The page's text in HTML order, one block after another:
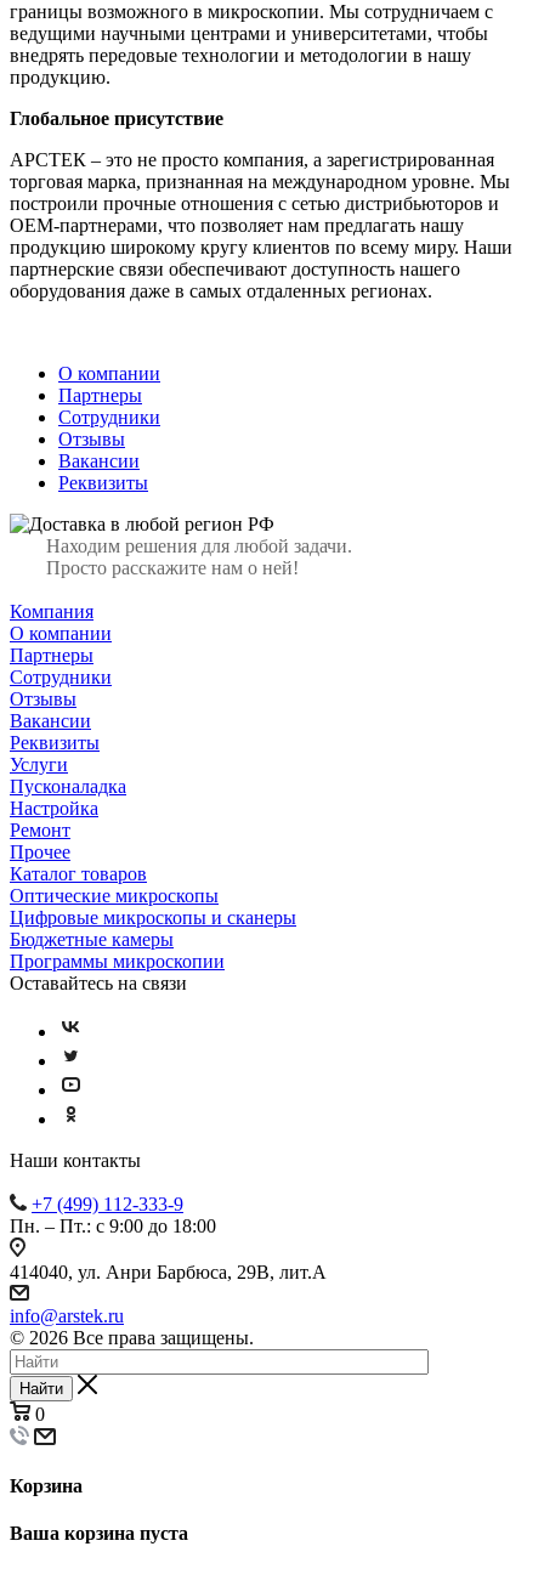
границы возможного в микроскопии. Мы сотрудничаем с
ведущими научными центрами и университетами, чтобы
внедрять передовые технологии и методологии в нашу
продукцию.
Глобальное присутствие
АРСТЕК – это не просто компания, а зарегистрированная
торговая марка, признанная на международном уровне. Мы
построили прочные отношения с сетью дистрибьюторов и
OEM-партнерами, что позволяет нам предлагать нашу
продукцию широкому кругу клиентов по всему миру. Наши
партнерские связи обеспечивают доступность нашего
оборудования даже в самых отдаленных регионах.
О компании
Партнеры
Сотрудники
Отзывы
Вакансии
Реквизиты
Находим решения для любой задачи.
Просто расскажите нам о ней!
Компания
О компании
Партнеры
Сотрудники
Отзывы
Вакансии
Реквизиты
Услуги
Пусконаладка
Настройка
Ремонт
Прочее
Каталог товаров
Оптические микроскопы
Цифровые микроскопы и сканеры
Бюджетные камеры
Программы микроскопии
Оставайтесь на связи
Наши контакты
+7 (499) 112-333-9
Пн. – Пт.: с 9:00 до 18:00
414040, ул. Анри Барбюса, 29В, лит.А
info@arstek.ru
© 2026 Все права защищены.
Найти
0
Корзина
Ваша корзина пуста